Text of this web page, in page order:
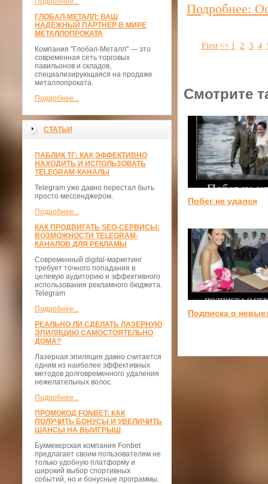
ГЛОБАЛ-МЕТАЛЛ: ВАШ
НАДЁЖНЫЙ ПАРТНЁР В МИРЕ
МЕТАЛЛОПРОКАТА
Компания "Глобал-Металл" — это
современная сеть торговых
павильонов и складов,
специализирующаяся на продаже
металлопроката.
Подробнее...
СТАТЬИ
ПАБЛИК ТГ: КАК ЭФФЕКТИВНО
НАХОДИТЬ И ИСПОЛЬЗОВАТЬ
TELEGRAM-КАНАЛЫ
Telegram уже давно перестал быть
просто мессенджером.
Подробнее...
КАК ПРОДВИГАТЬ SEO-СЕРВИСЫ:
ВОЗМОЖНОСТИ TELEGRAM-
КАНАЛОВ ДЛЯ РЕКЛАМЫ
Современный digital-маркетинг
требует точного попадания в
целевую аудиторию и эффективного
использования рекламного бюджета.
Telegram
Подробнее...
РЕАЛЬНО ЛИ СДЕЛАТЬ ЛАЗЕРНУЮ
ЭПИЛЯЦИЮ САМОСТОЯТЕЛЬНО
ДОМА?
Лазерная эпиляция давно считается
одним из наиболее эффективных
методов долговременного удаления
нежелательных волос.
Подробнее...
ПРОМОКОД FONBET: КАК
ПОЛУЧИТЬ БОНУСЫ И УВЕЛИЧИТЬ
ШАНСЫ НА ВЫИГРЫШ
Букмекерская компания Fonbet
предлагает своим пользователям не
только удобную платформу и
широкий выбор спортивных
событий, но и бонусные программы.
Подробнее:
First<< 1 2 3 4
Смотрите
Побег не удался
Подписка о